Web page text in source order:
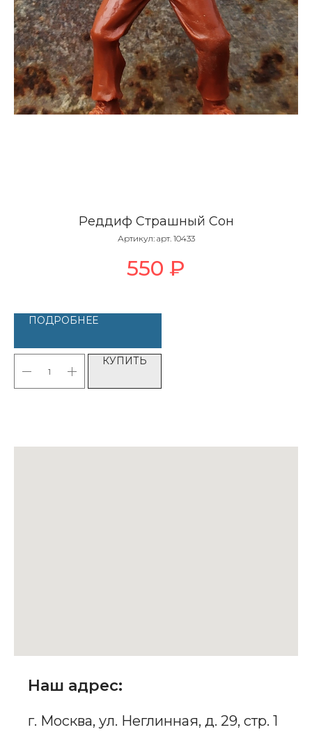
Реддиф Страшный Сон
Артикул: арт. 10433
550 ₽
ПОДРОБНЕЕ
КУПИТЬ
Наш адрес:
г. Москва, ул. Неглинная, д. 29, стр. 1